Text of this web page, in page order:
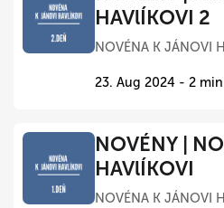
HAVlÍKOVI 2
NOVÉNA K JÁNOVI
23. Aug 2024 - 2
NOVÉNY |
HAVlÍKOVI
NOVÉNA K JÁNOVI